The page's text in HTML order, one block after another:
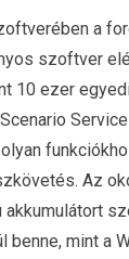
a
szoftver
10 ezer
Az
akkumulátort
mint a